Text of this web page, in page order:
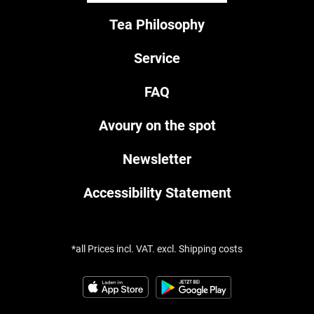
Tea Philosophy
Service
FAQ
Avoury on the spot
Newsletter
Accessibility Statement
*all Prices incl. VAT. excl. Shipping costs